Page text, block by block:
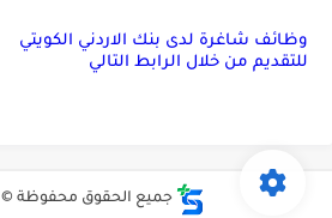
وظائف شاغرة لدى بنك الاردني الكويتي
للتقديم من خلال الرابط التالي
جميع الحقوق محفوظة ©